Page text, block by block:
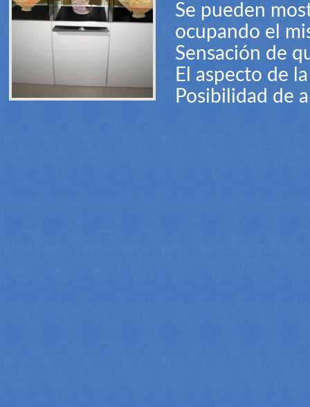
Se pueden
ocupando el
Sensación de
El aspecto de
Posibilidad de